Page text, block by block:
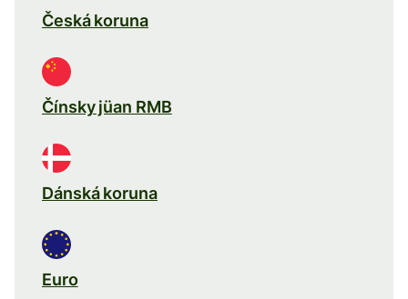
Česká koruna
Čínsky jüan RMB
Dánská koruna
Euro